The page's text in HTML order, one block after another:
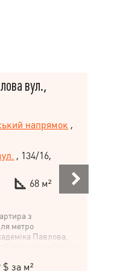
вул.,
напрямок ,
, 134/16,
68 м²
з
метро
Павлова,
студія – 40 м²
$ за м²